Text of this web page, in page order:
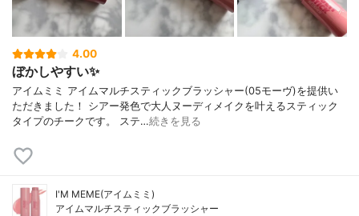
4.00
ぼかしやすい✨
アイムミミ アイムマルチスティックブラッシャー(05モーヴ)を提供い
ただきました！ シアー発色で大人ヌーディメイクを叶えるスティック
タイプのチークです。 ステ…続きを見る
I'M MEME(アイムミミ)
アイムマルチスティックブラッシャー